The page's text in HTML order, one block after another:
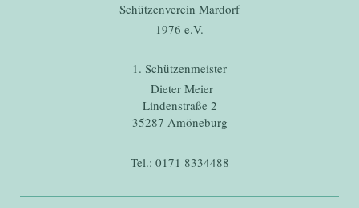
Schützenverein Mardorf
1976 e.V.
1. Schützenmeister
Dieter Meier
Lindenstraße 2
35287 Amöneburg
Tel.: 0171 8334488